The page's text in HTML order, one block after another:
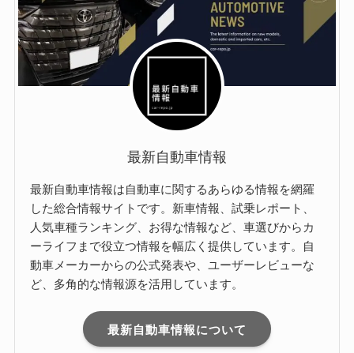
最新自動車情報
最新自動車情報は自動車に関するあらゆる情報を網羅
した総合情報サイトです。新車情報、試乗レポート、
人気車種ランキング、お得な情報など、車選びからカ
ーライフまで役立つ情報を幅広く提供しています。自
動車メーカーからの公式発表や、ユーザーレビューな
ど、多角的な情報源を活用しています。
最新自動車情報について